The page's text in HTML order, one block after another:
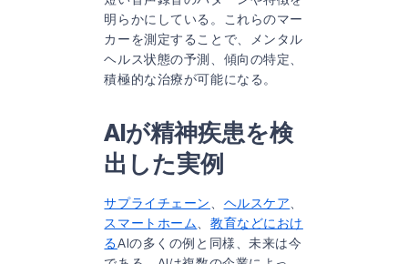
明らかにしている。これらのマー
カーを測定することで、メンタル
ヘルス状態の予測、傾向の特定、
積極的な治療が可能になる。
AIが精神疾患を検
出した実例
サプライチェーン ヘルスケア
スマートホーム
教育などにおけ
るAIの多くの例と同様、未来は今